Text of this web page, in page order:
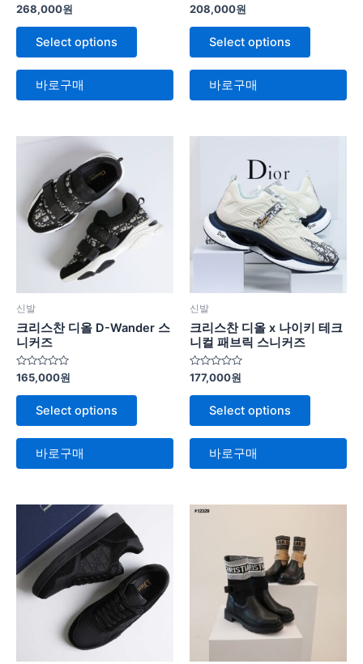
5
중
에
로
가
268,000원
Select options
바로구매
5
중
에
로
가
208,000원
Select options
바로구매
신발
크리스찬 디올 D-Wander 스
니커즈
5
중
에
로
가
165,000원
Select options
바로구매
신발
크리스찬 디올 x 나이키 테크
니컬 패브릭 스니커즈
5
중
에
로
가
177,000원
Select options
바로구매